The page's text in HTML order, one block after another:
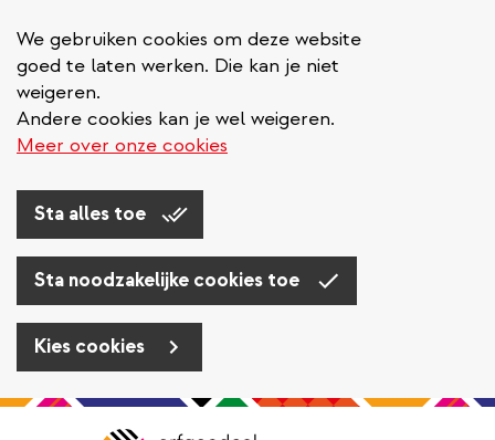
We gebruiken cookies om deze website
goed te laten werken. Die kan je niet
weigeren.
Andere cookies kan je wel weigeren.
Meer over onze cookies
Sta alles toe
Sta noodzakelijke cookies toe
Kies cookies
Overslaan